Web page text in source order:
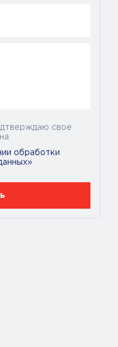
свое
обработки